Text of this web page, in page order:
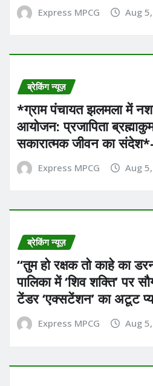
Express MPCG Aug
ब्रेकिंग न्यूज़
*ग्राम पंचायत झलमला में
आयोजन: प्रजापिता
सकारात्मक जीवन का
Express MPCG Aug
ब्रेकिंग न्यूज़
“तुम हो रक्षक तो काहे का
पालिका में ‘शिव शक्ति’ पर
टेंडर ‘एक्सटेंशन’ का अटूट
Express MPCG Aug